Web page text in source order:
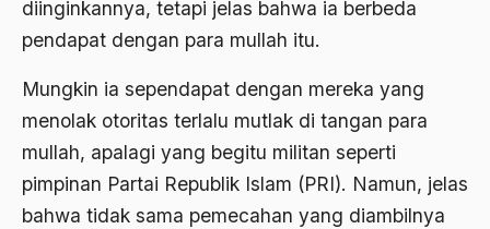
diinginkannya, tetapi jelas bahwa ia berbeda
pendapat dengan para mullah itu.
Mungkin ia sependapat dengan mereka yang
menolak otoritas terlalu mutlak di tangan para
mullah, apalagi yang begitu militan seperti
pimpinan Partai Republik Islam (PRI). Namun, jelas
bahwa tidak sama pemecahan yang diambilnya
1975
1972
1971
Afrika utara
Agama & Negara
Agama Asli
Agama Asli Indonesia